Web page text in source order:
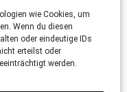
wie Cookies, um
Wenn du diesen
oder eindeutige IDs
erteilst oder
werden.